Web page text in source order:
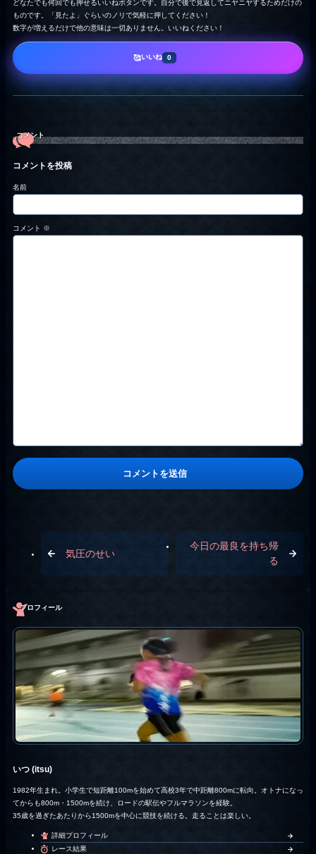
どなたでも何回でも押せるいいねボタンです。自分で後で見返してニヤニヤするためだけの
ものです。「見たよ」ぐらいのノリで気軽に押してください！
数字が増えるだけで他の意味は一切ありません。いいねください！
🥰いいね 0
コメント
コメントを投稿
名前
コメント ※
気圧のせい
今日の最良を持ち帰
る
プロフィール
いつ (itsu)
1982年生まれ。小学生で短距離100mを始めて高校3年で中距離800mに転向。オトナになっ
てからも800m・1500mを続け、ロードの駅伝やフルマラソンを経験。
35歳を過ぎたあたりから1500mを中心に競技を続ける。走ることは楽しい。
詳細プロフィール
レース結果